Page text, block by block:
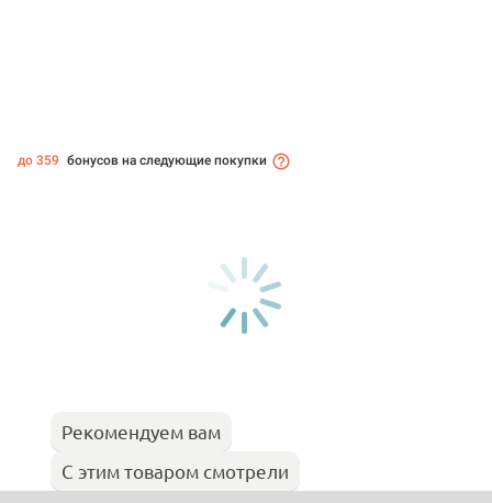
до 359 бонусов на следующие покупки
Рекомендуем вам
С этим товаром смотрели